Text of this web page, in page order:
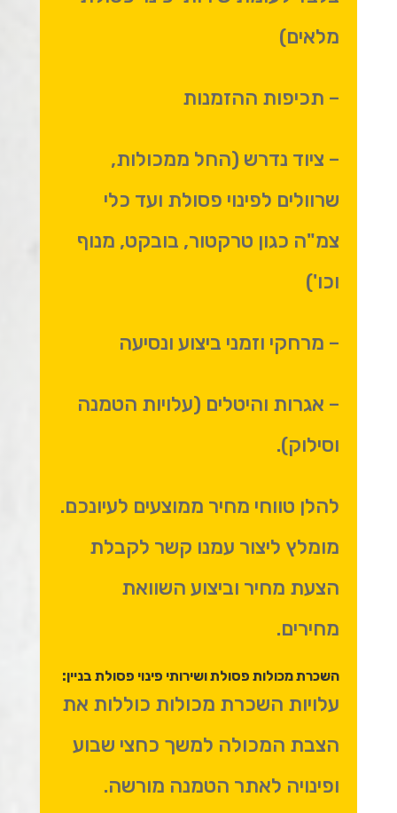
מלאים)
– תכיפות ההזמנות
– ציוד נדרש (החל ממכולות,
שרוולים לפינוי פסולת ועד כלי
צמ"ה כגון טרקטור, בובקט, מנוף
וכו')
– מרחקי וזמני ביצוע ונסיעה
– אגרות והיטלים (עלויות הטמנה
וסילוק).
להלן טווחי מחיר ממוצעים לעיונכם.
מומלץ ליצור עמנו קשר לקבלת
הצעת מחיר וביצוע השוואת
מחירים.
השכרת מכולות פסולת ושירותי פינוי פסולת בניין:
עלויות השכרת מכולות כוללות את
הצבת המכולה למשך כחצי שבוע
ופינויה לאתר הטמנה מורשה.